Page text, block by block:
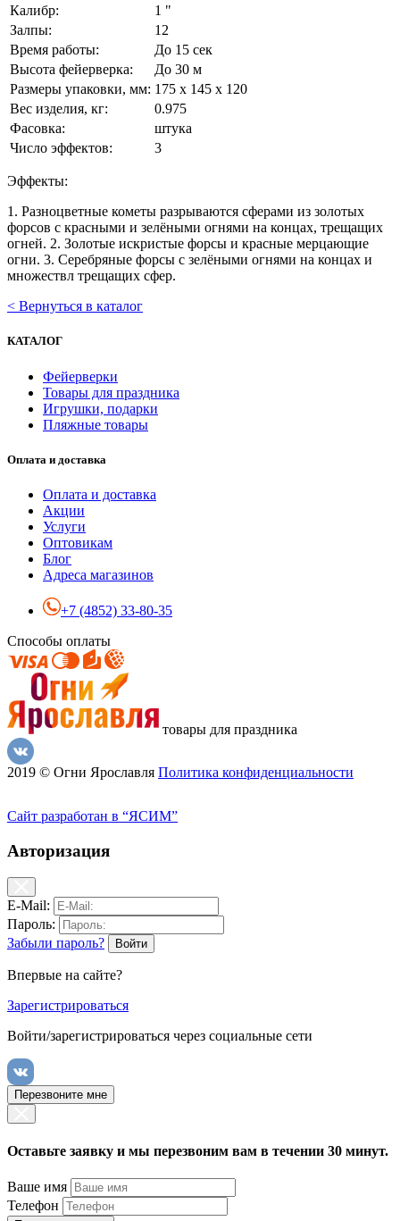
Калибр:
1 "
Залпы:
12
Время работы:
До 15 сек
Высота фейерверка:
До 30 м
Размеры упаковки, мм: 175 х 145 х 120
Вес изделия, кг:
0.975
Фасовка:
штука
Число эффектов:
3
Эффекты:
1. Разноцветные кометы разрываются сферами из золотых
форсов с красными и зелёными огнями на концах, трещащих
огней. 2. Золотые искристые форсы и красные мерцающие
огни. 3. Серебряные форсы с зелёными огнями на концах и
множествл трещащих сфер.
< Вернуться в каталог
КАТАЛОГ
Фейерверки
Товары для праздника
Игрушки, подарки
Пляжные товары
Оплата и доставка
Оплата и доставка
Акции
Услуги
Оптовикам
Блог
Адреса магазинов
+7 (4852) 33-80-35
Способы оплаты
товары для праздника
2019 © Огни Ярославля Политика конфиденциальности
Сайт разработан в “ЯСИМ”
Авторизация
E-Mail:
Пароль:
Забыли пароль?
Впервые на сайте?
Зарегистрироваться
Войти/зарегистрироваться через социальные сети
Перезвоните мне
Оставьте заявку и мы перезвоним вам в течении 30 минут.
Ваше имя
Телефон